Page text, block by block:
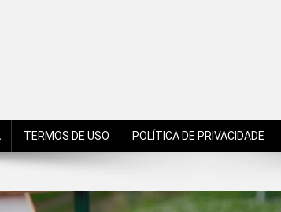
TERMOS DE USO POLÍTICA DE PRIVACIDADE